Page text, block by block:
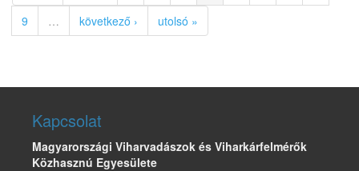
9
… következő › utolsó »
Kapcsolat
Magyarországi Viharvadászok és Viharkárfelmérők
Közhasznú Egyesülete